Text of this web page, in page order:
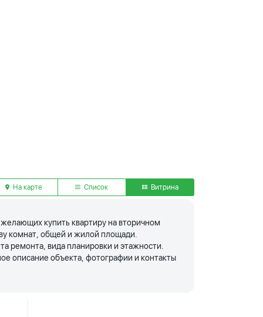
На карте Список Витрина
купить квартиру на вторичном
комнат, общей и жилой площади.
ремонта, вида планировки и этажности.
описание объекта, фотографии и контакты